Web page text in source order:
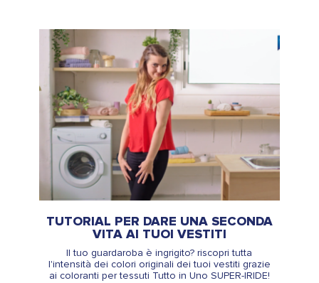
TUTORIAL PER DARE UNA SECONDA
VITA AI TUOI VESTITI
Il tuo guardaroba è ingrigito? riscopri tutta
l'intensità dei colori originali dei tuoi vestiti grazie
ai coloranti per tessuti Tutto in Uno SUPER-IRIDE!